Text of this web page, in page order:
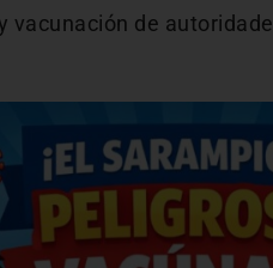
vacunación de